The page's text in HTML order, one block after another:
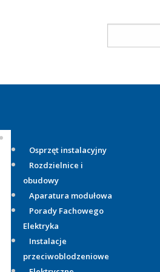
Osprzęt instalacyjny
Rozdzielnice i
obudowy
Aparatura modułowa
Porady Fachowego
Elektryka
Instalacje
przeciwoblodzeniowe